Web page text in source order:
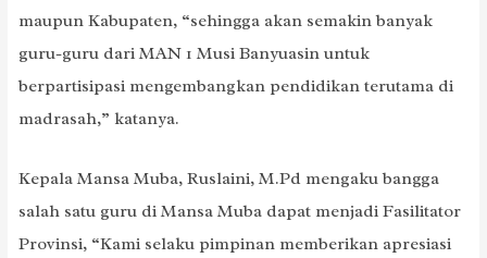
maupun Kabupaten, “sehingga akan semakin banyak
guru-guru dari MAN 1 Musi Banyuasin untuk
berpartisipasi mengembangkan pendidikan terutama di
madrasah,” katanya.
Kepala Mansa Muba, Ruslaini, M.Pd mengaku bangga
salah satu guru di Mansa Muba dapat menjadi Fasilitator
Provinsi, “Kami selaku pimpinan memberikan apresiasi